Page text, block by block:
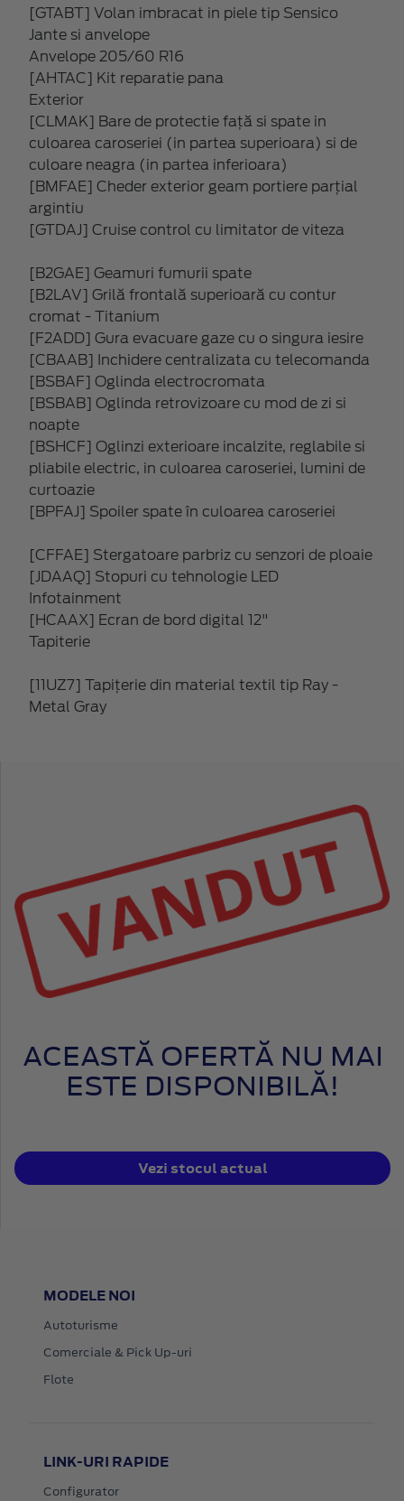
[GTABT] Volan imbracat in piele tip Sensico
Jante si anvelope
Anvelope 205/60 R16
[AHTAC] Kit reparatie pana
Exterior
[CLMAK] Bare de protectie față si spate in
culoarea caroseriei (in partea superioara) si de
culoare neagra (in partea inferioara)
[BMFAE] Cheder exterior geam portiere parțial
argintiu
[GTDAJ] Cruise control cu limitator de viteza
[B2GAE] Geamuri fumurii spate
[B2LAV] Grilă frontală superioară cu contur
cromat - Titanium
[F2ADD] Gura evacuare gaze cu o singura iesire
[CBAAB] Inchidere centralizata cu telecomanda
[BSBAF] Oglinda electrocromata
[BSBAB] Oglinda retrovizoare cu mod de zi si
noapte
[BSHCF] Oglinzi exterioare incalzite, reglabile si
pliabile electric, in culoarea caroseriei, lumini de
curtoazie
[BPFAJ] Spoiler spate în culoarea caroseriei
[CFFAE] Stergatoare parbriz cu senzori de ploaie
[JDAAQ] Stopuri cu tehnologie LED
Infotainment
[HCAAX] Ecran de bord digital 12"
Tapiterie
[11UZ7] Tapiţerie din material textil tip Ray -
Metal Gray
ACEASTĂ OFERTĂ NU MAI
ESTE DISPONIBILĂ!
Vezi stocul actual
MODELE NOI
Autoturisme
Comerciale & Pick Up-uri
Flote
LINK-URI RAPIDE
Configurator